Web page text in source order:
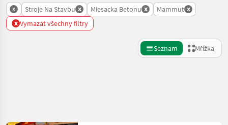
x Stroje Na Stavbu x Miesacka Betonu x Mammut x
x Vymazat všechny filtry
Seznam Mřížka